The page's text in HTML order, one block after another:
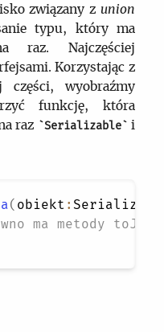
związany z union
typu, który ma
raz. Najczęściej
Korzystając z
części, wyobraźmy
funkcję, która
raz
Serializable i
( obiekt :
ma metody